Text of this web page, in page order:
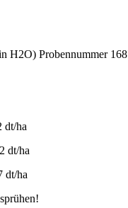
Probennummer 1687
ERTRAG kg/ha
ha
ha